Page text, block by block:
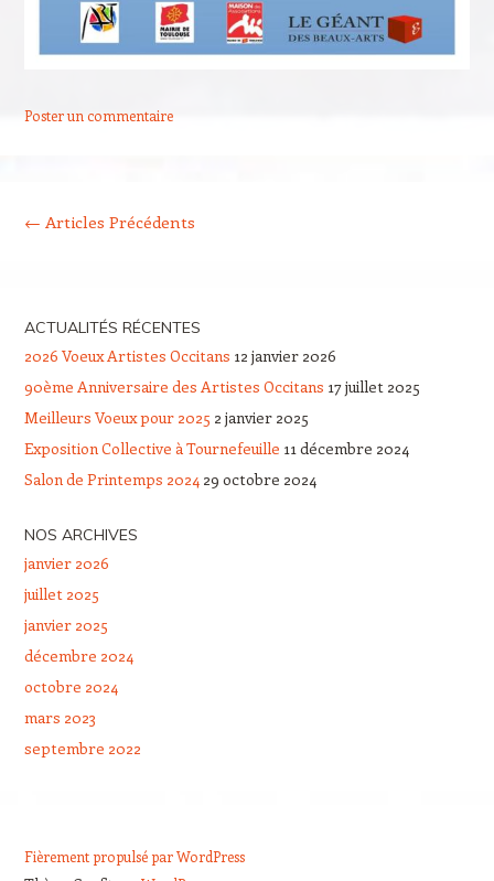
Poster un commentaire
← Articles Précédents
ACTUALITÉS RÉCENTES
2026 Voeux Artistes Occitans 12 janvier 2026
90ème Anniversaire des Artistes Occitans 17 juillet 2025
Meilleurs Voeux pour 2025 2 janvier 2025
Exposition Collective à Tournefeuille 11 décembre 2024
Salon de Printemps 2024 29 octobre 2024
NOS ARCHIVES
janvier 2026
juillet 2025
janvier 2025
décembre 2024
octobre 2024
mars 2023
septembre 2022
Fièrement propulsé par WordPress